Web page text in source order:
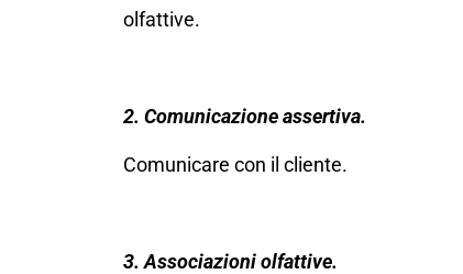
olfattive.
2. Comunicazione assertiva.
Comunicare con il cliente.
3. Associazioni olfattive.